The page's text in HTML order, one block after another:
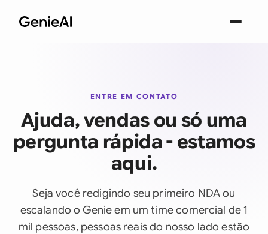
ENTRE EM CONTATO
Ajuda, vendas ou só uma
pergunta rápida - estamos
aqui.
Seja você redigindo seu primeiro NDA ou
escalando o Genie em um time comercial de 1
mil pessoas, pessoas reais do nosso lado estão